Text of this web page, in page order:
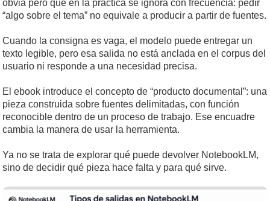
obvia pero que en la práctica se ignora con frecuencia: pedir
“algo sobre el tema” no equivale a producir a partir de fuentes.
Cuando la consigna es vaga, el modelo puede entregar un
texto legible, pero esa salida no está anclada en el corpus del
usuario ni responde a una necesidad precisa.
El ebook introduce el concepto de “producto documental”: una
pieza construida sobre fuentes delimitadas, con función
reconocible dentro de un proceso de trabajo. Ese encuadre
cambia la manera de usar la herramienta.
Ya no se trata de explorar qué puede devolver NotebookLM,
sino de decidir qué pieza hace falta y para qué sirve.